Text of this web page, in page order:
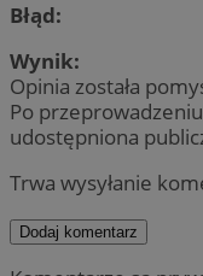
Błąd:
Wynik:
Opinia została
Po
udostępniona
Trwa wysyłanie
Dodaj komentarz